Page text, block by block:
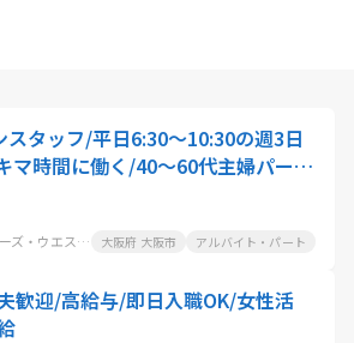
スタッフ/平日6:30～10:30の週3日
マ時間に働く/40～60代主婦パート
三井不動産ファシリティーズ・ウエスト株式会社 大阪府 大阪市 アルバイト・パート
歓迎/高給与/即日入職OK/女性活